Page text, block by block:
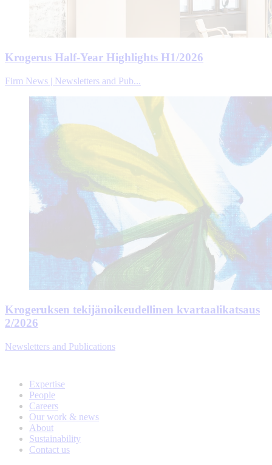
Krogerus Half-Year Highlights H1/2026
Firm News | Newsletters and Pub...
Krogeruksen tekijänoikeudellinen kvartaalikatsaus
2/2026
Newsletters and Publications
Expertise
People
Careers
Our work & news
About
Sustainability
Contact us